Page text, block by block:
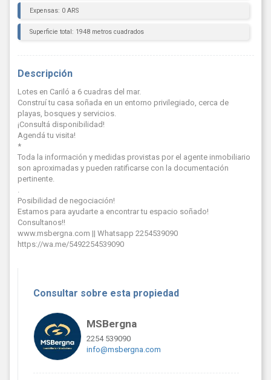
Expensas: 0 ARS
Superficie total: 1948 metros cuadrados
Descripción
Lotes en Cariló a 6 cuadras del mar.
Construí tu casa soñada en un entorno privilegiado, cerca de
playas, bosques y servicios.
¡Consultá disponibilidad!
Agendá tu visita!
*
Toda la información y medidas provistas por el agente inmobiliario
son aproximadas y pueden ratificarse con la documentación
pertinente.
.
Posibilidad de negociación!
Estamos para ayudarte a encontrar tu espacio soñado!
Consultanos!!
www.msbergna.com || Whatsapp 2254539090
https://wa.me/5492254539090
Consultar sobre esta propiedad
MSBergna
2254 539090
info@msbergna.com